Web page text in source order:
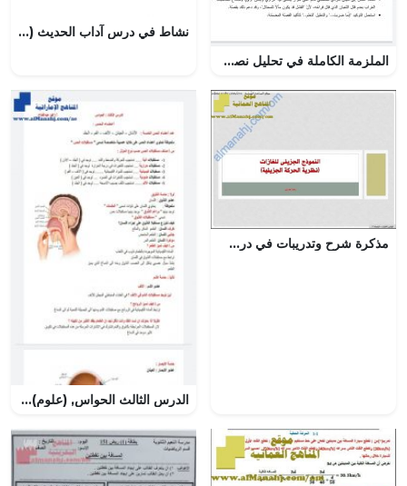
الملزمة الكاملة في تحليل نصوص مقرر عرب 311
نشاط في درس آداب الحديث (تربية اسلامية) الثالث
مذكرة شرح وتدريبات في درس النموذج الجزيئي للغازات (نظرية الحركة الجزيئية) (كيمياء) الثاني عشر
الدرس الثالث الحواس, (علوم) العاشر العام